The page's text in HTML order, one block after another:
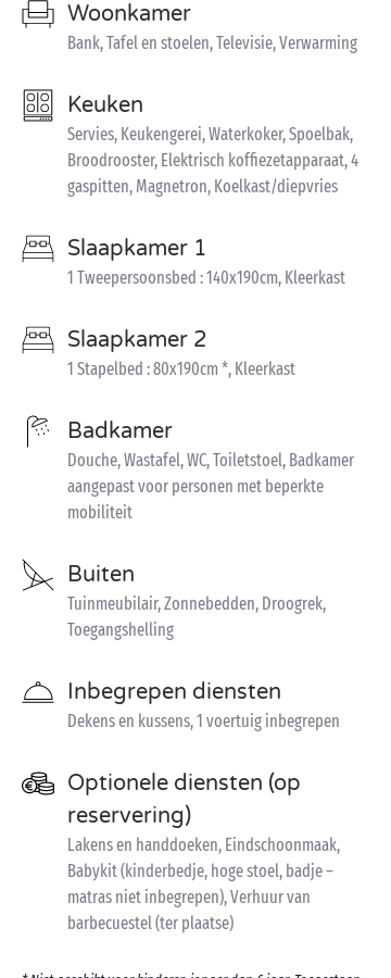
Woonkamer
Bank, Tafel en stoelen, Televisie, Verwarming
Keuken
Servies, Keukengerei, Waterkoker, Spoelbak,
Broodrooster, Elektrisch koffiezetapparaat, 4
gaspitten, Magnetron, Koelkast/diepvries
Slaapkamer 1
1 Tweepersoonsbed : 140x190cm, Kleerkast
Slaapkamer 2
1 Stapelbed : 80x190cm *, Kleerkast
Badkamer
Douche, Wastafel, WC, Toiletstoel, Badkamer
aangepast voor personen met beperkte
mobiliteit
Buiten
Tuinmeubilair, Zonnebedden, Droogrek,
Toegangshelling
Inbegrepen diensten
Dekens en kussens, 1 voertuig inbegrepen
Optionele diensten (op
reservering)
Lakens en handdoeken, Eindschoonmaak,
Babykit (kinderbedje, hoge stoel, badje –
matras niet inbegrepen), Verhuur van
barbecuestel (ter plaatse)